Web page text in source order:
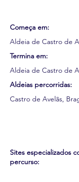
Começa em:
Aldeia de Castro de
Termina em:
Aldeia de Castro de
Aldeias percorridas:
Castro de Avelãs,
Sites especializados
percurso: